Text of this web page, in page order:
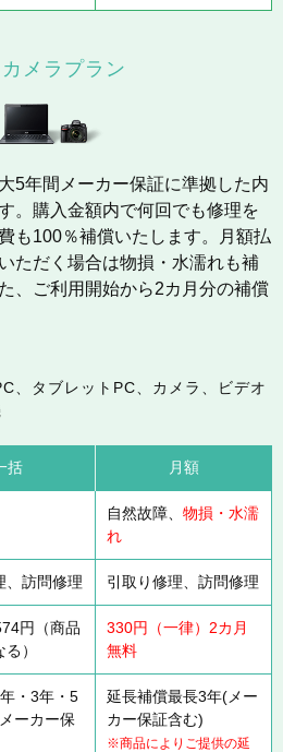
メラプラン
5年間メーカー保証に準拠した内
。購入金額内で何回でも修理を
も100％補償いたします。月額払
ただく場合は物損・水濡れも補
、ご利用開始から2カ月分の補償
、タブレットPC、カメラ、ビデオ
括 月額
自然故障、 物損・水濡
れ
、訪問修理 引取り修理、訪問修理
円（商品
）
330円（一律）2カ月
無料
・3年・5
ーカー保
延長補償最長3年(メー
カー保証含む)
※商品によりご提供の延